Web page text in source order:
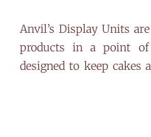
“Anvil’s Display Units
products in a point
designed to keep cakes